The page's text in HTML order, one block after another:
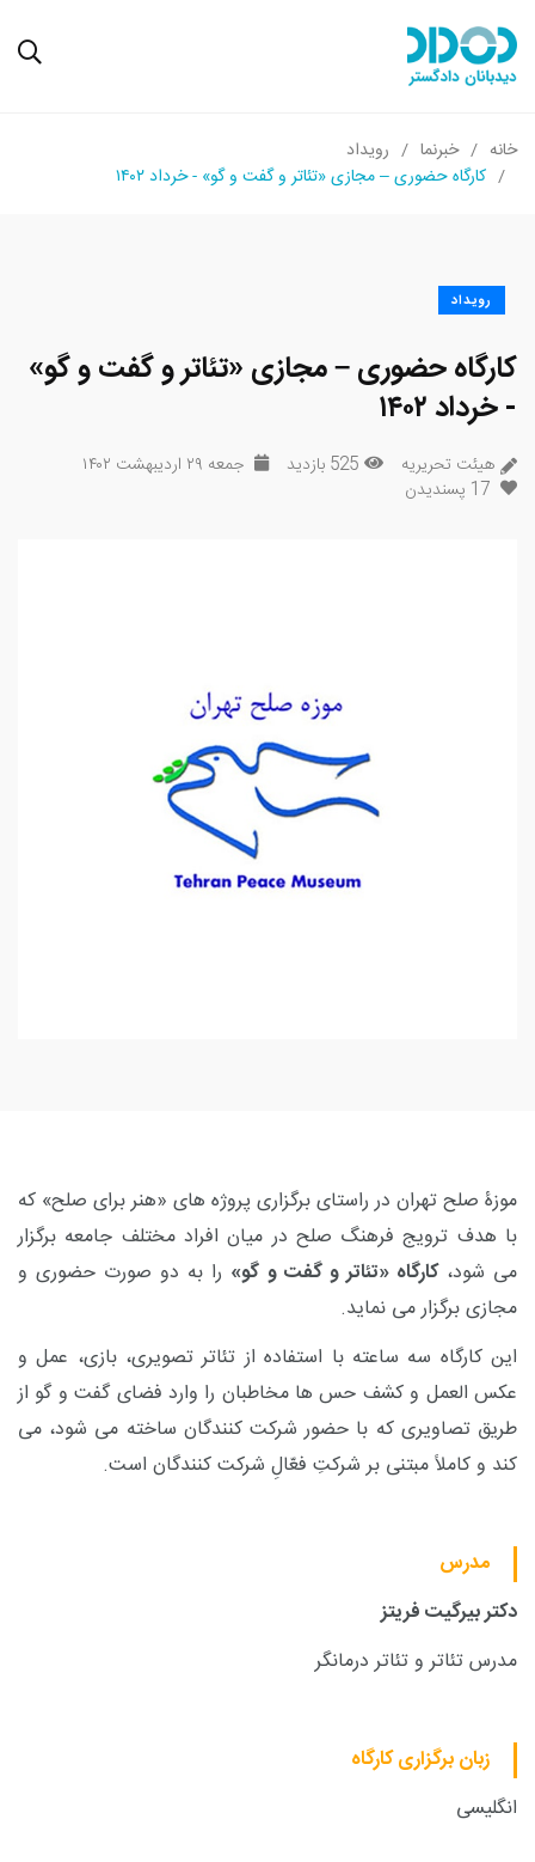
خانه خبرنما
رویداد
کارگاه حضوری – مجازی «تئاتر و گفت و گو» - خرداد ۱۴۰۲
رویداد
کارگاه حضوری – مجازی «تئاتر و گفت و گو»
- خرداد ۱۴۰۲
هیئت تحریریه 525 بازدید
جمعه ۲۹ اردیبهشت ۱۴۰۲
17 پسندیدن
موزۀ صلح تهران در راستای برگزاری پروژه های «هنر برای صلح» که
با هدف ترویج فرهنگ صلح در میان افراد مختلف جامعه برگزار
می شود،کارگاه «تئاتر و گفت و گو» را به دو صورت حضوری و
مجازی برگزار می نماید.
این کارگاه سه ساعته با استفاده از تئاتر تصویری، بازی، عمل و
عکس العمل و کشف حس ها مخاطبان را وارد فضای گفت و گو از
طریق تصاویری که با حضور شرکت کنندگان ساخته می شود، می
کند و کاملاً مبتنی بر شرکتِ فعّالِ شرکت کنندگان است.
مدرس
دکتر بیرگیت فریتز
مدرس تئاتر و تئاتر درمانگر
زبان برگزاری کارگاه
انگلیسی